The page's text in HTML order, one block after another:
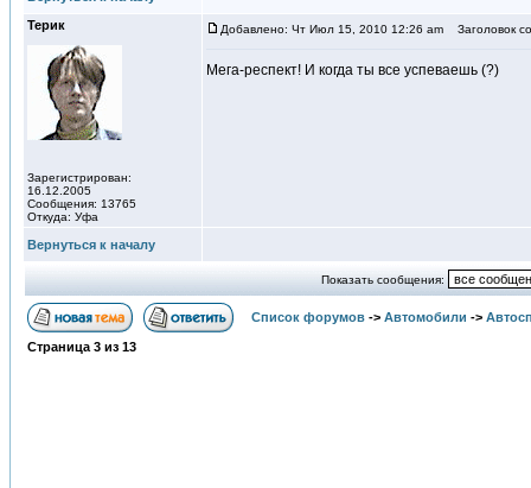
Терик
Зарегистрирован:
16.12.2005
Сообщения: 13765
Откуда: Уфа
Добавлено: Чт Июл 15, 2010 12:26 am Заголовок
Мега-респект! И когда ты все успеваешь (?)
Вернуться к началу
Показать сообщения:
Список форумов -> Автомобили ->
Страница 3 из 13